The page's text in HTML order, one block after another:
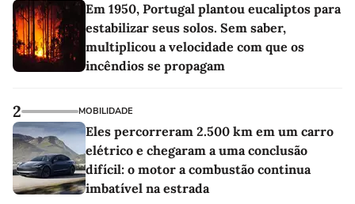
Em 1950, Portugal plantou eucaliptos para
estabilizar seus solos. Sem saber,
multiplicou a velocidade com que os
incêndios se propagam
2 MOBILIDADE
Eles percorreram 2.500 km em um carro
elétrico e chegaram a uma conclusão
difícil: o motor a combustão continua
imbatível na estrada